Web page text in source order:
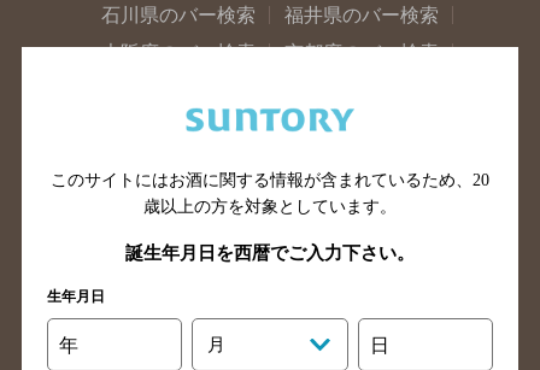
石川県のバー検索
福井県のバー検索
大阪府のバー検索
京都府のバー検索
滋賀県のバー検索
和歌山県のバー検索
山口県のバー検索
鳥取県のバー検索
島根県のバー検索
徳島県のバー検索
高知県のバー検索
福岡県のバー検索
長崎県のバー検索
佐賀県のバー検索
このサイトにはお酒に関する情報が含まれているため、 20
歳以上の方を対象としています。
誕生年月日を西暦でご入力下さい。
生年月日
年 月 日